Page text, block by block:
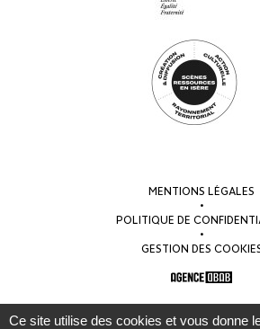
MENTIONS LÉGALES
•
POLITIQUE DE
•
GESTION DES
Ce site utilise des cookies et vous donne